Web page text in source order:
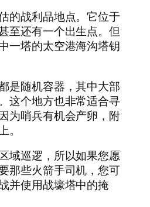
的战利品地点。它位于
至还有一个出生点。但
一塔的太空港海沟塔钥
是随机容器，其中大部
这个地方也非常适合寻
为哨兵有机会产卵，附
。
域巡逻，所以如果您愿
那些火箭手司机，您可
并使用战壕塔中的掩